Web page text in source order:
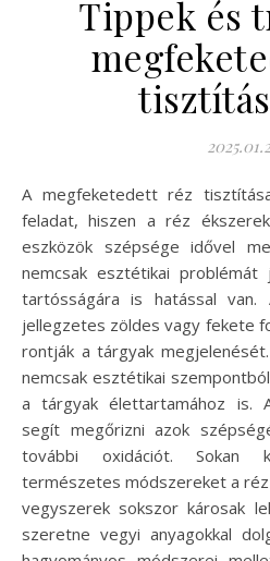
Tippek és
A megfeketedett réz tisztítása a háztartásban gyakori
feladat, hiszen a réz
eszközök szépsége idővel
nemcsak esztétikai
tartósságára is hatással van.
jellegzetes zöldes vagy fekete
rontják a tárgyak
nemcsak esztétikai
a tárgyak élettartamához is.
segít megőrizni azok
további oxidációt. Sokan
természetes módszereket a
vegyszerek sokszor károsak
szeretne vegyi anyagokkal